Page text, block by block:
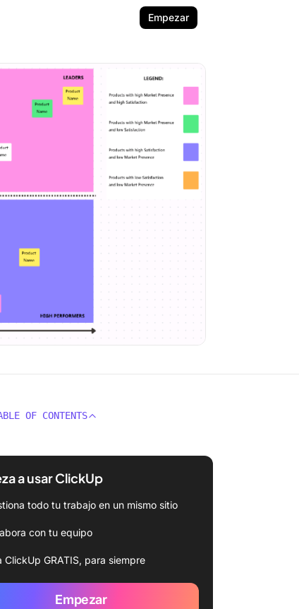
Empezar
OF CONTENTS
a usar ClickUp
todo tu trabajo en un mismo sitio
con tu equipo
ClickUp GRATIS, para siempre
Empezar